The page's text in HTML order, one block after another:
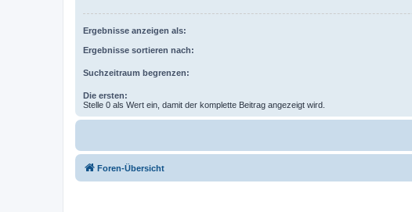
Ergebnisse anzeigen als:
Ergebnisse sortieren nach:
Suchzeitraum begrenzen:
Die ersten:
Stelle 0 als Wert ein, damit der komplette Beitrag angezeigt wird.
Foren-Übersicht